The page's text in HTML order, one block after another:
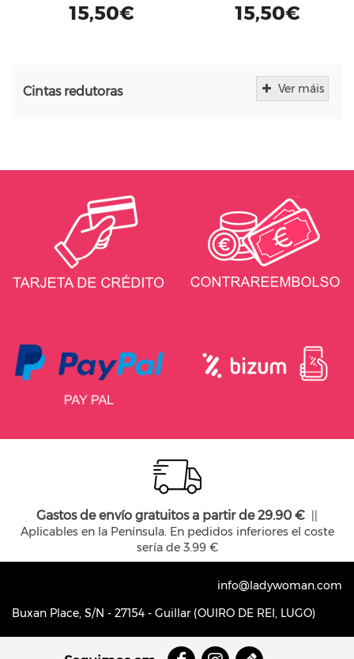
Ver máis
Cintas redutoras
15,50€ 15,50€
Gastos de envío gratuitos a partir de 29.90 €
Aplicables en la Península. En pedidos inferiores el coste
sería de 3.99 €
info@ladywoman.com
Buxan Place, S/N - 27154 - Guillar (OUIRO DE REI, LUGO)